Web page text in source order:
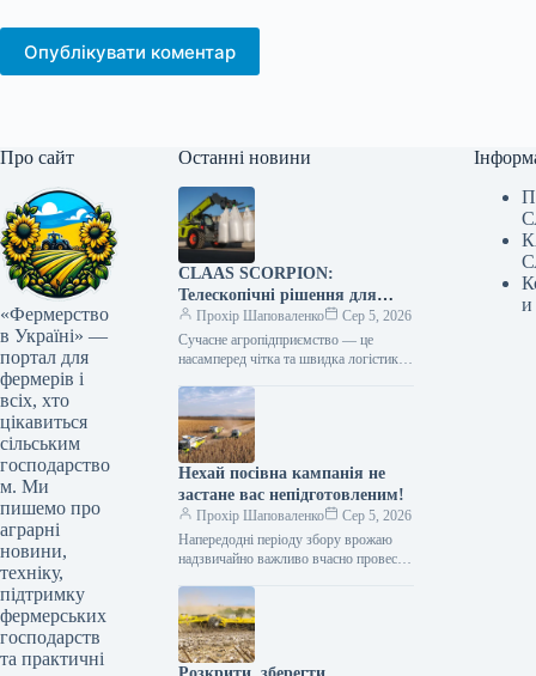
Опублікувати коментар
Про сайт
«Фермерство
в Україні» —
портал для
фермерів і
всіх, хто
цікавиться
сільським
господарство
м. Ми
пишемо про
аграрні
новини,
техніку,
підтримку
фермерських
господарств
та практичні
Останні новини
CLAAS SCORPION:
Телескопічні рішення для
ефективного агрологістичного
менеджменту
Прохір Шаповаленко
Сер 5, 2026
Сучасне агропідприємство — це
насамперед чітка та швидка логістика.
тисяч тонн зерна, робота з
біогазовими…
Нехай посівна кампанія не
застане вас непідготовленим!
Прохір Шаповаленко
Сер 5, 2026
Напередодні періоду збору врожаю
надзвичайно важливо вчасно провести
виконати всі процедури планового
технічного
обслуговування.Оптимальним
вибором є…
и